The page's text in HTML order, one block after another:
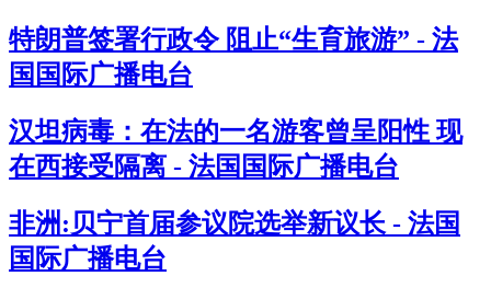
特朗普签署行政令 阻止“生育旅游” - 法
国国际广播电台
汉坦病毒：在法的一名游客曾呈阳性 现
在西接受隔离 - 法国国际广播电台
非洲:贝宁首届参议院选举新议长 - 法国
国际广播电台